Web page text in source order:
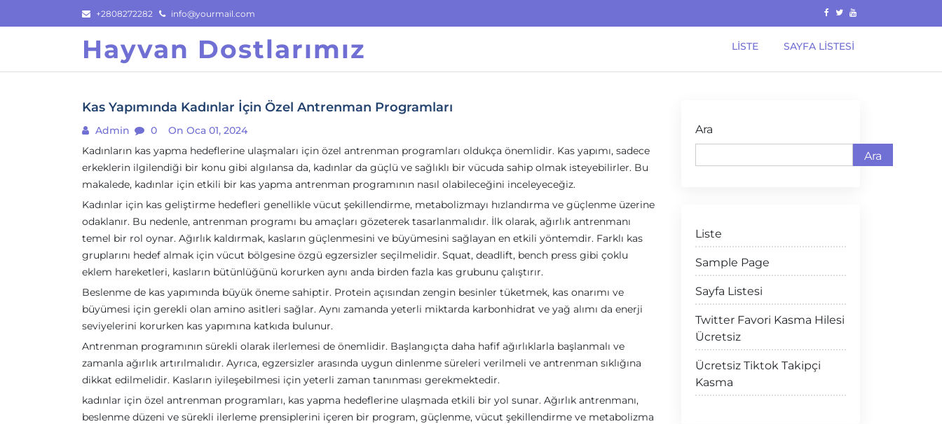
to
+2808272282 info@yourmail.com
Hayvan Dostlarımız LISTE SAYFA LISTESI
Kas Yapımında Kadınlar İçin Özel Antrenman Programları
Admin 0
On Oca 01, 2024
Kadınların kas yapma hedeflerine ulaşmaları için özel antrenman programları oldukça önemlidir. Kas yapımı, sadece
erkeklerin ilgilendiği bir konu gibi algılansa da, kadınlar da güçlü ve sağlıklı bir vücuda sahip olmak isteyebilirler. Bu
makalede, kadınlar için etkili bir kas yapma antrenman programının nasıl olabileceğini inceleyeceğiz.
Kadınlar için kas geliştirme hedefleri genellikle vücut şekillendirme, metabolizmayı hızlandırma ve güçlenme üzerine
odaklanır. Bu nedenle, antrenman programı bu amaçları gözeterek tasarlanmalıdır. İlk olarak, ağırlık antrenmanı
temel bir rol oynar. Ağırlık kaldırmak, kasların güçlenmesini ve büyümesini sağlayan en etkili yöntemdir. Farklı kas
gruplarını hedef almak için vücut bölgesine özgü egzersizler seçilmelidir. Squat, deadlift, bench press gibi çoklu
eklem hareketleri, kasların bütünlüğünü korurken aynı anda birden fazla kas grubunu çalıştırır.
Beslenme de kas yapımında büyük öneme sahiptir. Protein açısından zengin besinler tüketmek, kas onarımı ve
büyümesi için gerekli olan amino asitleri sağlar. Aynı zamanda yeterli miktarda karbonhidrat ve yağ alımı da enerji
seviyelerini korurken kas yapımına katkıda bulunur.
Antrenman programının sürekli olarak ilerlemesi de önemlidir. Başlangıçta daha hafif ağırlıklarla başlanmalı ve
zamanla ağırlık artırılmalıdır. Ayrıca, egzersizler arasında uygun dinlenme süreleri verilmeli ve antrenman sıklığına
dikkat edilmelidir. Kasların iyileşebilmesi için yeterli zaman tanınması gerekmektedir.
kadınlar için özel antrenman programları, kas yapma hedeflerine ulaşmada etkili bir yol sunar. Ağırlık antrenmanı,
beslenme düzeni ve sürekli ilerleme prensiplerini içeren bir program, güçlenme, vücut şekillendirme ve metabolizma
Ara
Ara
Liste
Sample Page
Sayfa Listesi
Twitter Favori Kasma Hilesi
Ücretsiz
Ücretsiz Tiktok Takipçi
Kasma